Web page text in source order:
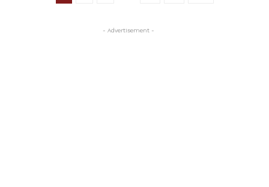
- Advertisement -